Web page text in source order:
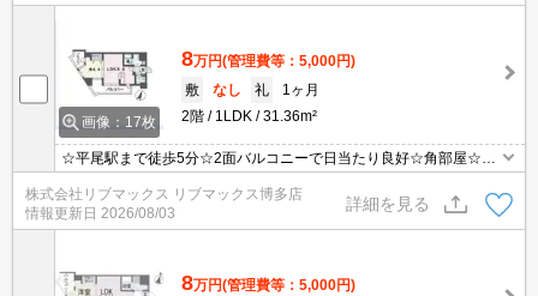
整理がしやすく便利です。風通しが良好な物件です。
画像：17枚
8万円(管理費等：5,000円)
敷
なし 礼
1ヶ月
2階
1LDK 31.36m²
☆平尾駅まで徒歩5分☆2面バルコニーで日当たり良好☆角部屋☆オ
ートロックや防犯カメラでセキュリティも充実の物件です！
株式会社リブマックス リブマックス博多店
情報更新日 2026/08/03
詳細を見る
8万円(管理費等：5,000円)